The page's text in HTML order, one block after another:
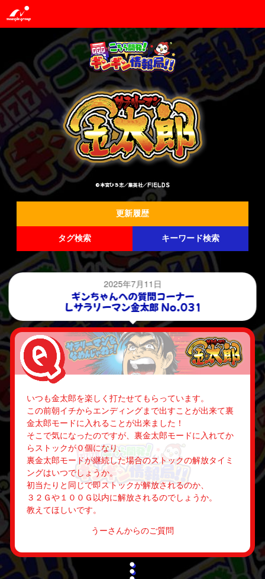
©本宮ひろ志／集英社／FIELDS
更新履歴
タグ検索 キーワード検索
2025年7月11日
ギンちゃんへの質問コーナー
Ｌサラリーマン金太郎 No.031
いつも金太郎を楽しく打たせてもらっています。
この前朝イチからエンディングまで出すことが出来て裏
金太郎モードに入れることが出来ました！
そこで気になったのですが、裏金太郎モードに入れてか
らストックが０個になり、
裏金太郎モードが継続した場合のストックの解放タイミ
ングはいつでしょうか。
初当たりと同じで即ストックが解放されるのか、
３２Ｇや１００Ｇ以内に解放されるのでしょうか。
教えてほしいです。
うーさんからのご質問